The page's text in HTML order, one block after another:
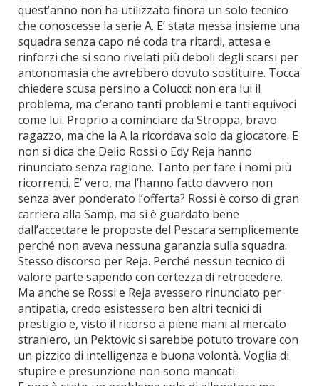
quest’anno non ha utilizzato finora un solo tecnico
che conoscesse la serie A. E’ stata messa insieme una
squadra senza capo né coda tra ritardi, attesa e
rinforzi che si sono rivelati più deboli degli scarsi per
antonomasia che avrebbero dovuto sostituire. Tocca
chiedere scusa persino a Colucci: non era lui il
problema, ma c’erano tanti problemi e tanti equivoci
come lui. Proprio a cominciare da Stroppa, bravo
ragazzo, ma che la A la ricordava solo da giocatore. E
non si dica che Delio Rossi o Edy Reja hanno
rinunciato senza ragione. Tanto per fare i nomi più
ricorrenti. E’ vero, ma l’hanno fatto davvero non
senza aver ponderato l’offerta? Rossi è corso di gran
carriera alla Samp, ma si è guardato bene
dall’accettare le proposte del Pescara semplicemente
perché non aveva nessuna garanzia sulla squadra.
Stesso discorso per Reja. Perché nessun tecnico di
valore parte sapendo con certezza di retrocedere.
Ma anche se Rossi e Reja avessero rinunciato per
antipatia, credo esistessero ben altri tecnici di
prestigio e, visto il ricorso a piene mani al mercato
straniero, un Pektovic si sarebbe potuto trovare con
un pizzico di intelligenza e buona volontà. Voglia di
stupire e presunzione non sono mancati.